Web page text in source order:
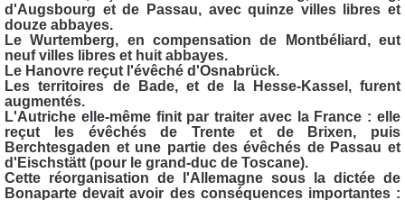
d'Augsbourg et de Passau, avec quinze villes libres et
douze abbayes.
Le Wurtemberg, en compensation de Montbéliard, eut
neuf villes libres et huit abbayes.
Le Hanovre reçut l'évêché d'Osnabrück.
Les territoires de Bade, et de la Hesse-Kassel, furent
augmentés.
L'Autriche elle-même finit par traiter avec la France : elle
reçut les évêchés de Trente et de Brixen, puis
Berchtesgaden et une partie des évêchés de Passau et
d'Eischstätt (pour le grand-duc de Toscane).
Cette réorganisation de l'Allemagne sous la dictée de
Bonaparte devait avoir des conséquences importantes :